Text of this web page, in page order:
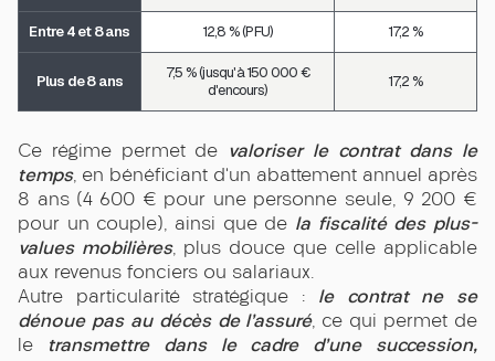
Entre 4 et 8 ans 12,8 % (PFU) 17,2 %
Plus de 8 ans
7,5 % (jusqu'à 150 000 €
d'encours)
17,2 %
Ce régime permet de valoriser le contrat dans le
temps, en bénéficiant d’un abattement annuel après
8 ans (4 600 € pour une personne seule, 9 200 €
pour un couple), ainsi que de la fiscalité des plus-
values mobilières, plus douce que celle applicable
aux revenus fonciers ou salariaux.
Autre particularité stratégique : le contrat ne se
dénoue pas au décès de l’assuré, ce qui permet de
le
transmettre dans le cadre d’une succession,